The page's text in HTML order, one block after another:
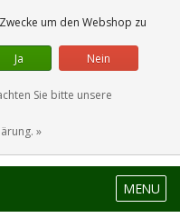
0 Artikel
MENU
um den Webshop zu
Ja Nein
Sie bitte unsere
»